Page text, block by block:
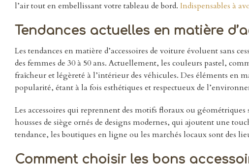
l’air tout en embellissant votre tableau de bord. Indispensables à
Tendances actuelles en matière
Les tendances en matière d’accessoires de voiture évoluent sans
des femmes de 30 à 50 ans. Actuellement, les couleurs pastel,
fraîcheur et légèreté à l’intérieur des véhicules. Des éléments en
popularité, étant à la fois esthétiques et respectueux de
Les accessoires qui reprennent des motifs floraux ou
housses de siège ornés de designs modernes, qui ajoutent une
tendance, les boutiques en ligne ou les marchés locaux sont des
Comment choisir les bons